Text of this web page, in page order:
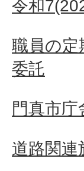
令和
職員の定
委託
門真市
道路関連